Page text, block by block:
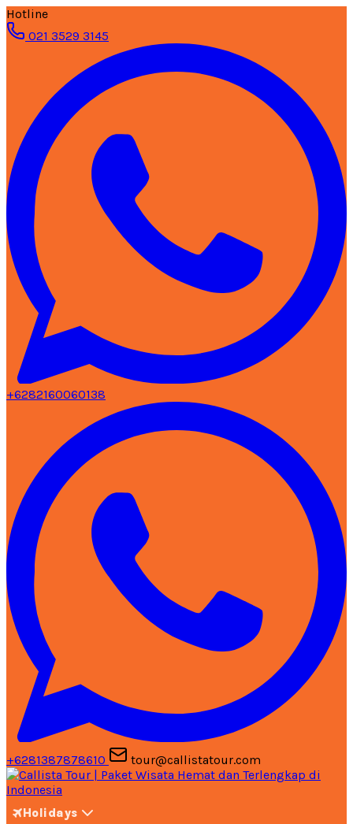
Hotline
021 3529 3145
+6282160060138
+6281387878610 tour@callistatour.com
Holidays